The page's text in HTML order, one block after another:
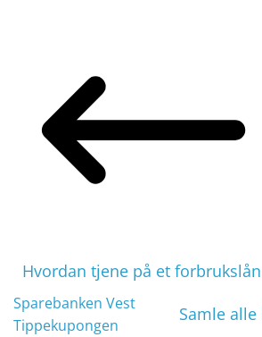
Hvordan tjene på et forbrukslån
Samle
Sparebanken Vest
Tippekupongen